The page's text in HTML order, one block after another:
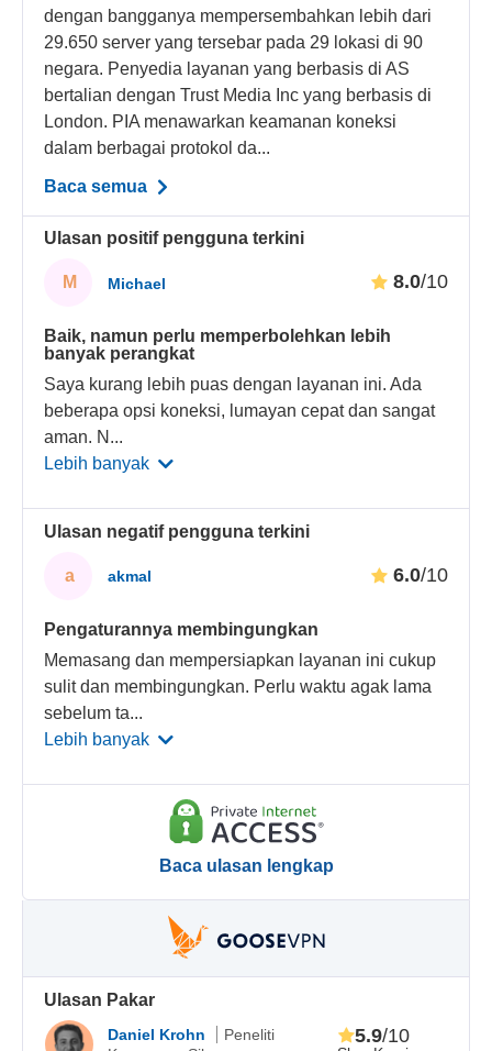
dengan bangganya mempersembahkan lebih dari
29.650 server yang tersebar pada 29 lokasi di 90
negara. Penyedia layanan yang berbasis di AS
bertalian dengan Trust Media Inc yang berbasis di
London. PIA menawarkan keamanan koneksi
dalam berbagai protokol da...
Baca semua
Ulasan positif pengguna terkini
M Michael 8.0/10
Baik, namun perlu memperbolehkan lebih
banyak perangkat
Saya kurang lebih puas dengan layanan ini. Ada
beberapa opsi koneksi, lumayan cepat dan sangat
aman. N ...
Lebih banyak
Ulasan negatif pengguna terkini
a akmal 6.0/10
Pengaturannya membingungkan
Memasang dan mempersiapkan layanan ini cukup
sulit dan membingungkan. Perlu waktu agak lama
sebelum ta...
Lebih banyak
Baca ulasan lengkap
Ulasan Pakar
Daniel Krohn
Peneliti
5.9/10